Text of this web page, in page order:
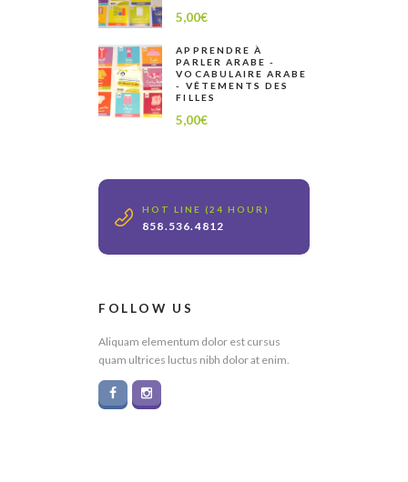
5,00€
APPRENDRE À
PARLER ARABE -
VOCABULAIRE ARABE
- VÊTEMENTS DES
FILLES
5,00€
HOT LINE (24 HOUR)
858.536.4812
FOLLOW US
Aliquam elementum dolor est cursus
quam ultrices luctus nibh dolor at enim.